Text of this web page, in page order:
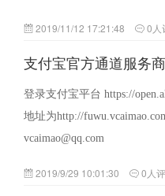
2019/11/12 17:21:48 0人
支付宝官方通道服务
登录支付宝平台 https://
地址为http://
vcaimao@qq.com
2019/9/29 10:01:30 0人